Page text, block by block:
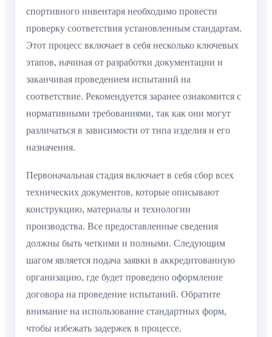
спортивного инвентаря необходимо провести
проверку соответствия установленным стандартам.
Этот процесс включает в себя несколько ключевых
этапов, начиная от разработки документации и
заканчивая проведением испытаний на
соответствие. Рекомендуется заранее ознакомится с
нормативными требованиями, так как они могут
различаться в зависимости от типа изделия и его
назначения.
Первоначальная стадия включает в себя сбор всех
технических документов, которые описывают
конструкцию, материалы и технологии
производства. Все предоставленные сведения
должны быть четкими и полными. Следующим
шагом является подача заявки в аккредитованную
организацию, где будет проведено оформление
договора на проведение испытаний. Обратите
внимание на использование стандартных форм,
чтобы избежать задержек в процессе.